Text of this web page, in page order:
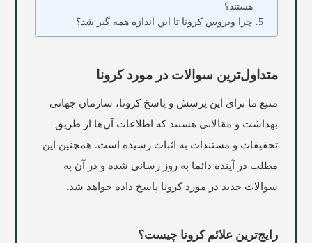
هستند؟
چرا ویروس کرونا تا این اندازه همه گیر شد؟
متداول‌ترین سوالات در مورد کرونا
منبع ما برای این پرسش و پاسخ کرونا، سازمان جهانی
بهداشت و مقالاتی هستند که اطلاعات آن‌ها از طریق
تحقیقات و مستندات به اثبات رسیده است. همچنین این
مطلب در آینده دائما به روز رسانی شده و در آن به
سوالات جدید در مورد کرونا پاسخ داده خواهد شد.
رایج‌ترین علائم کرونا چیست؟